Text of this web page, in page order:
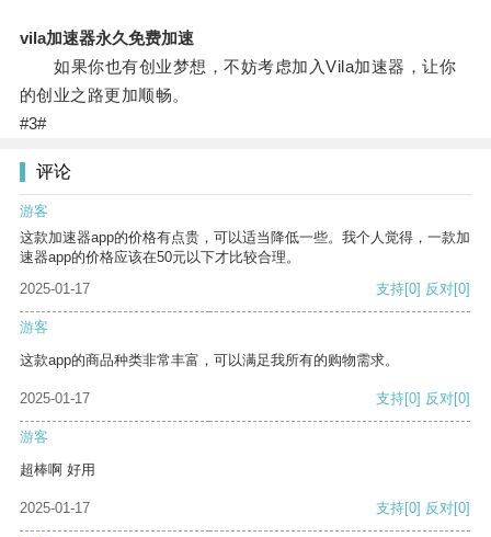
vila加速器永久免费加速
如果你也有创业梦想，不妨考虑加入Vila加速器，让你
的创业之路更加顺畅。
#3#
评论
游客
这款加速器app的价格有点贵，可以适当降低一些。我个人觉得，一款加
速器app的价格应该在50元以下才比较合理。
2025-01-17
支持[0] 反对[0]
游客
这款app的商品种类非常丰富，可以满足我所有的购物需求。
2025-01-17 支持[0] 反对[0]
游客
超棒啊 好用
2025-01-17 支持[0] 反对[0]